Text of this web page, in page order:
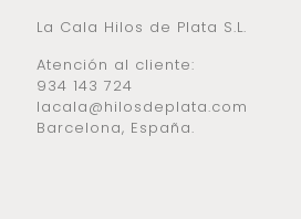
La Cala Hilos de Plata S.L.
Atención al cliente:
934 143 724
lacala@hilosdeplata.com
Barcelona, España.